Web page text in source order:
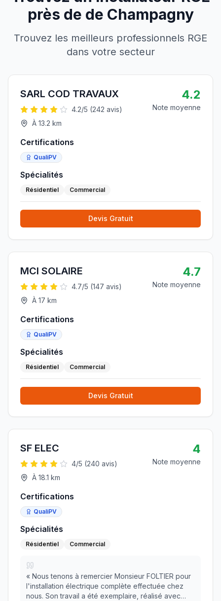
près de de Champagny
Trouvez les meilleurs professionnels RGE
dans votre secteur
SARL COD TRAVAUX
4.2/5 (242 avis)
À 13.2 km
4.2
Note moyenne
Certifications
QualiPV
Spécialités
Résidentiel Commercial
Devis Gratuit
MCI SOLAIRE
4.7/5 (147 avis)
À 17 km
4.7
Note moyenne
Certifications
QualiPV
Spécialités
Résidentiel Commercial
Devis Gratuit
SF ELEC
4/5 (240 avis)
À 18.1 km
4
Note moyenne
Certifications
QualiPV
Spécialités
Résidentiel Commercial
« Nous tenons à remercier Monsieur FOLTIER pour
l'installation électrique complète effectuée chez
nous. Son travail a été exemplaire, réalisé avec